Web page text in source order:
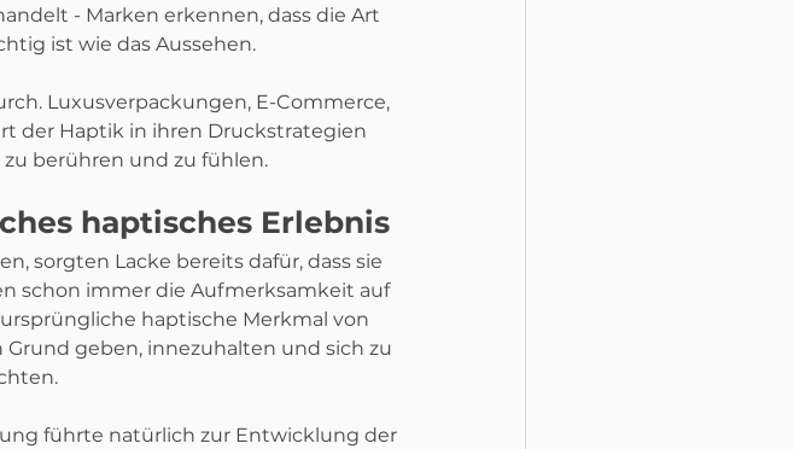
- Marken erkennen, dass die Art
ist wie das Aussehen.
Luxusverpackungen, E-Commerce,
der Haptik in ihren Druckstrategien
berühren und zu fühlen.
haptisches Erlebnis
sorgten Lacke bereits dafür, dass sie
schon immer die Aufmerksamkeit auf
haptische Merkmal von
geben, innezuhalten und sich zu
führte natürlich zur Entwicklung der